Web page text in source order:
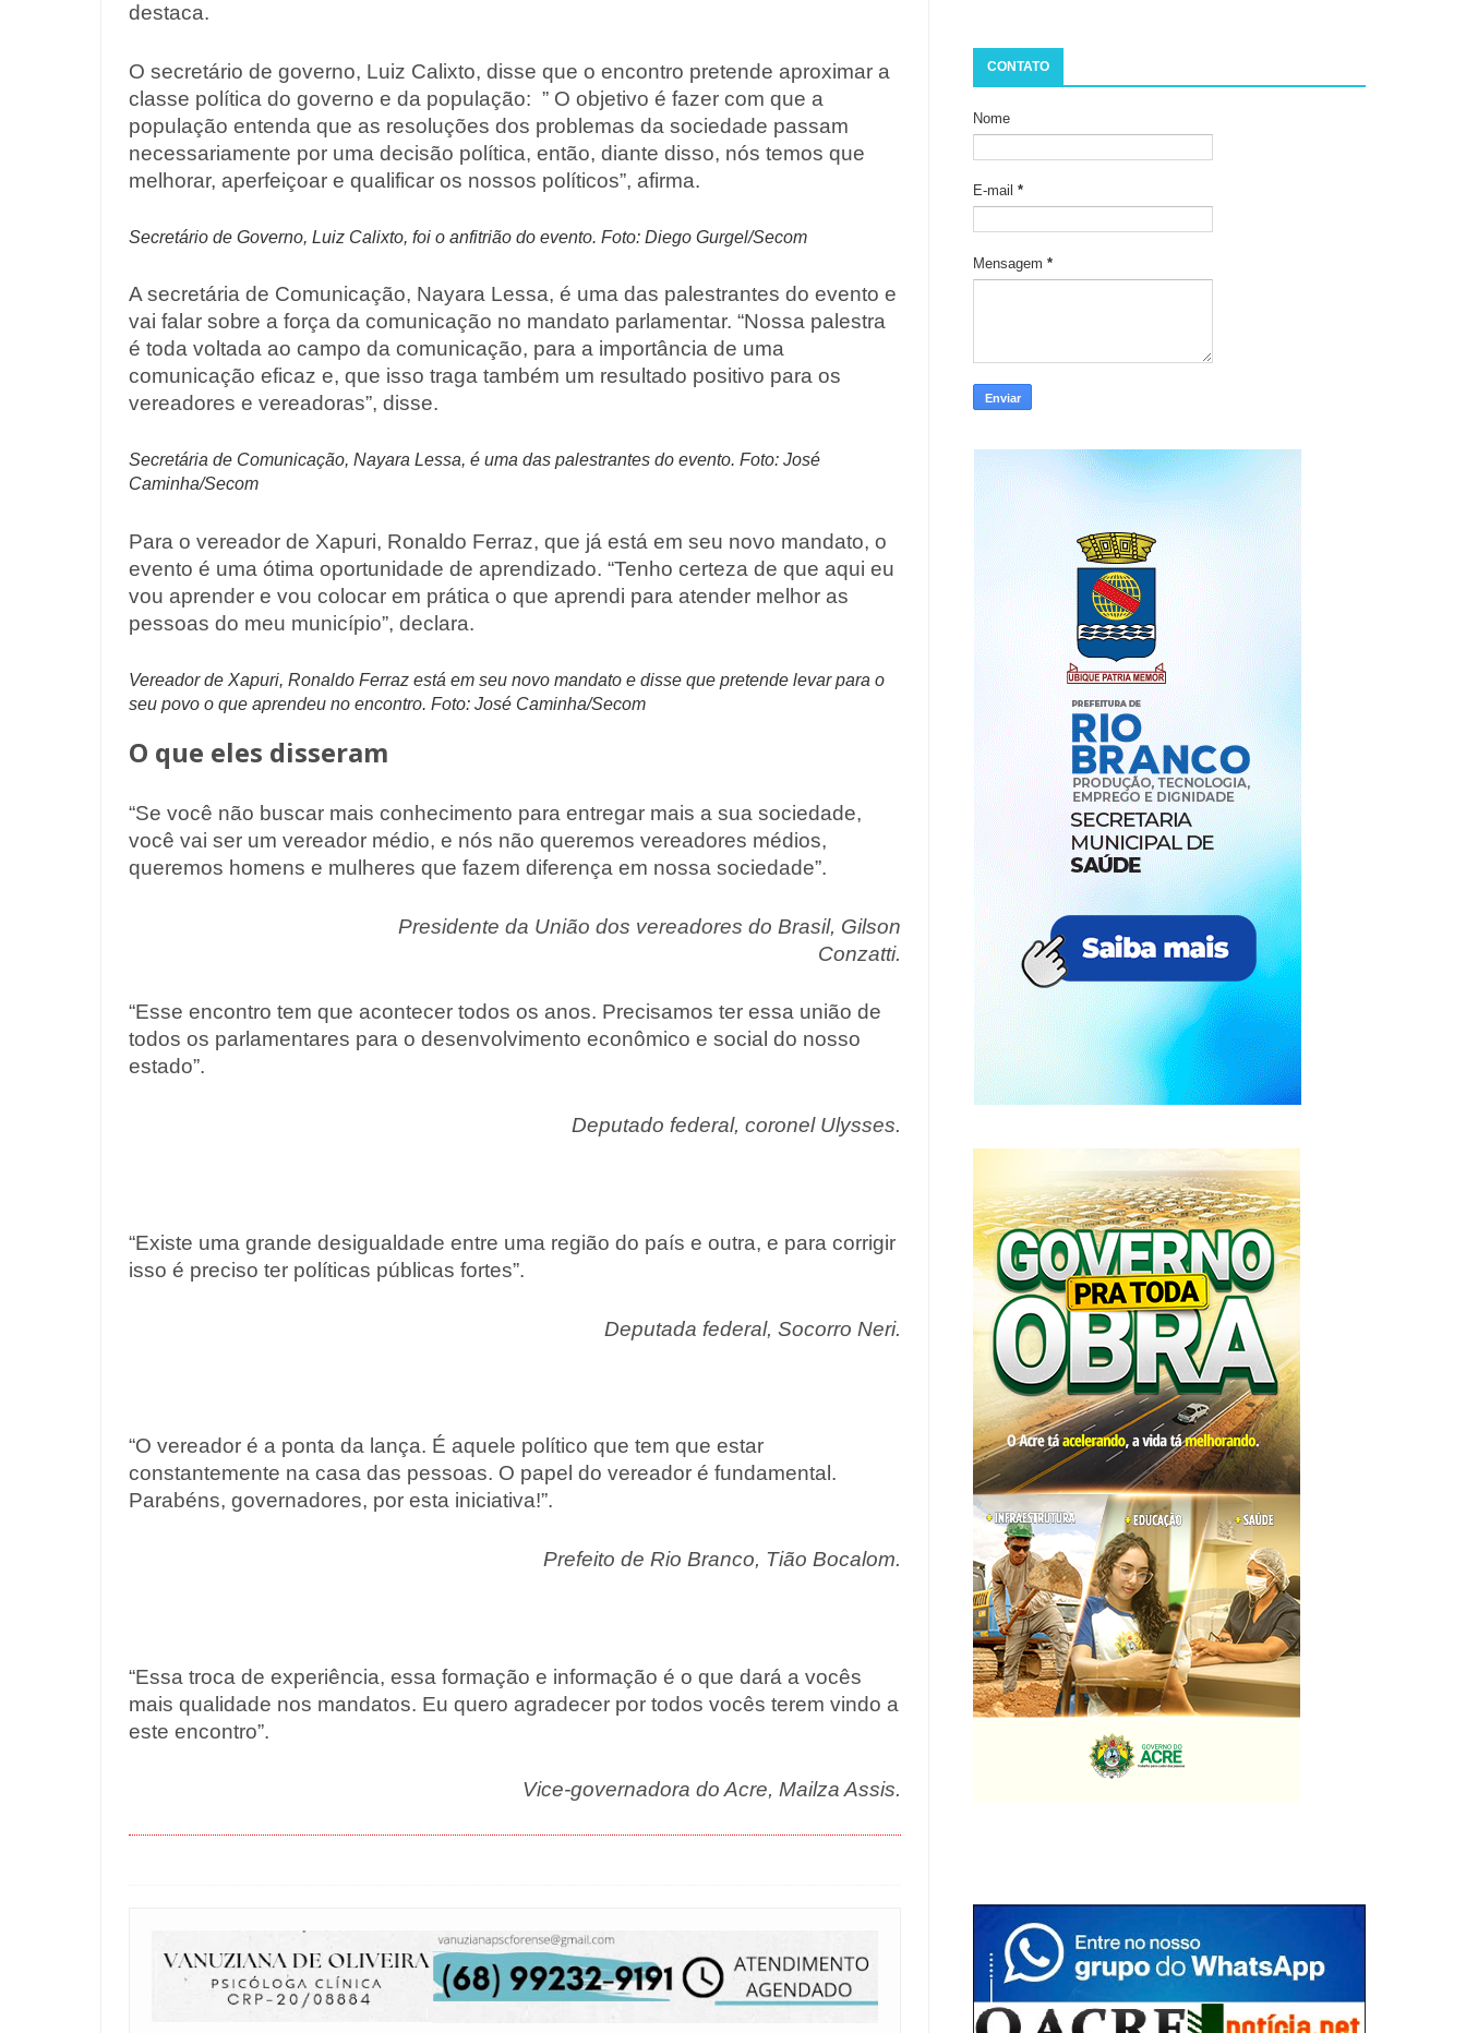
destaca.
O secretário de governo, Luiz Calixto, disse que o encontro pretende aproximar a
classe política do governo e da população: ” O objetivo é fazer com que a
população entenda que as resoluções dos problemas da sociedade passam
necessariamente por uma decisão política, então, diante disso, nós temos que
melhorar, aperfeiçoar e qualificar os nossos políticos”, afirma.
Secretário de Governo, Luiz Calixto, foi o anfitrião do evento. Foto: Diego Gurgel/Secom
A secretária de Comunicação, Nayara Lessa, é uma das palestrantes do evento e
vai falar sobre a força da comunicação no mandato parlamentar. “Nossa palestra
é toda voltada ao campo da comunicação, para a importância de uma
comunicação eficaz e, que isso traga também um resultado positivo para os
vereadores e vereadoras”, disse.
Secretária de Comunicação, Nayara Lessa, é uma das palestrantes do evento. Foto: José
Caminha/Secom
Para o vereador de Xapuri, Ronaldo Ferraz, que já está em seu novo mandato, o
evento é uma ótima oportunidade de aprendizado. “Tenho certeza de que aqui eu
vou aprender e vou colocar em prática o que aprendi para atender melhor as
pessoas do meu município”, declara.
Vereador de Xapuri, Ronaldo Ferraz está em seu novo mandato e disse que pretende levar para o
seu povo o que aprendeu no encontro. Foto: José Caminha/Secom
O que eles disseram
“Se você não buscar mais conhecimento para entregar mais a sua sociedade,
você vai ser um vereador médio, e nós não queremos vereadores médios,
queremos homens e mulheres que fazem diferença em nossa sociedade”.
Presidente da União dos vereadores do Brasil, Gilson
Conzatti.
“Esse encontro tem que acontecer todos os anos. Precisamos ter essa união de
todos os parlamentares para o desenvolvimento econômico e social do nosso
estado”.
Deputado federal, coronel Ulysses.
“Existe uma grande desigualdade entre uma região do país e outra, e para corrigir
isso é preciso ter políticas públicas fortes”.
Deputada federal, Socorro Neri.
“O vereador é a ponta da lança. É aquele político que tem que estar
constantemente na casa das pessoas. O papel do vereador é fundamental.
Parabéns, governadores, por esta iniciativa!”.
Prefeito de Rio Branco, Tião Bocalom.
“Essa troca de experiência, essa formação e informação é o que dará a vocês
mais qualidade nos mandatos. Eu quero agradecer por todos vocês terem vindo a
este encontro”.
Vice-governadora do Acre, Mailza Assis.
CONTATO
Nome
E-mail *
Mensagem *